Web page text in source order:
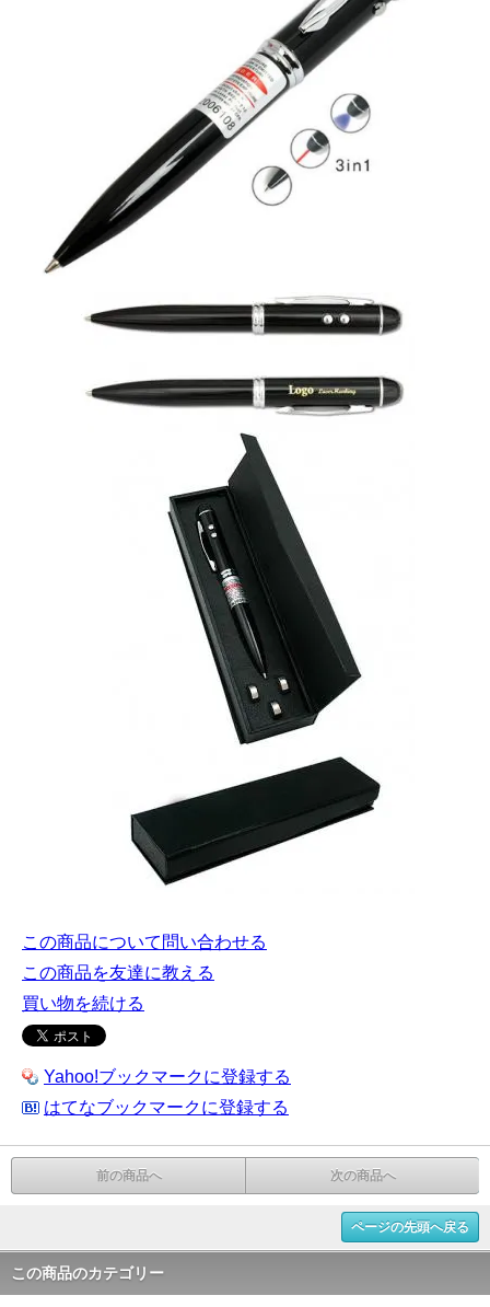
この商品について問い合わせる
この商品を友達に教える
買い物を続ける
Yahoo!ブックマークに登録する
はてなブックマークに登録する
前の商品へ 次の商品へ
ページの先頭へ戻る
この商品のカテゴリー